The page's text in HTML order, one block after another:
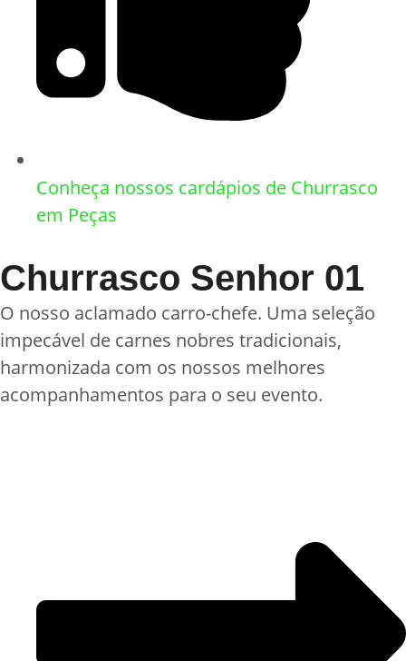
Conheça nossos cardápios de Churrasco
em Peças
Churrasco Senhor 01
O nosso aclamado carro-chefe. Uma seleção
impecável de carnes nobres tradicionais,
harmonizada com os nossos melhores
acompanhamentos para o seu evento.